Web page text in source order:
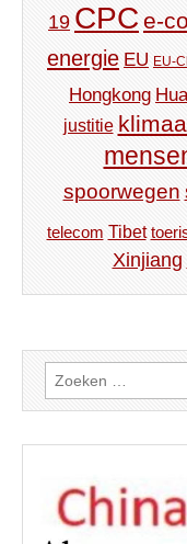
19 CPC e-
energie EU EU-
Hongkong
justitie
spoorwegen
telecom Tibet
Xinjiang
Zoeken
naar: